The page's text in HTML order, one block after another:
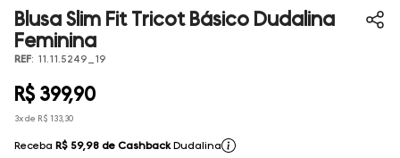
Blusa Slim Fit Tricot Básico Dudalina
Feminina
REF: 11.11.5249_19
R$ 399,90
3x de R$ 133,30
Receba R$ 59,98 de Cashback Dudalina